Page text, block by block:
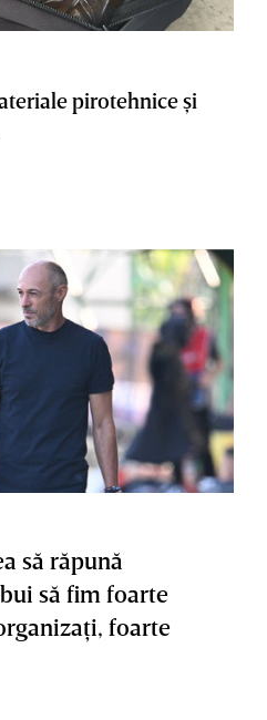
pirotehnice şi
să răpună
să fim foarte
foarte